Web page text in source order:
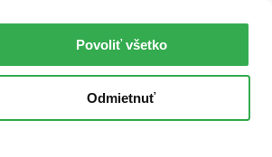
Povoliť všetko
Odmietnuť